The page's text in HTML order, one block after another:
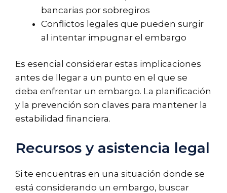
bancarias por sobregiros
Conflictos legales que pueden surgir
al intentar impugnar el embargo
Es esencial considerar estas implicaciones
antes de llegar a un punto en el que se
deba enfrentar un embargo. La planificación
y la prevención son claves para mantener la
estabilidad financiera.
Recursos y asistencia legal
Si te encuentras en una situación donde se
está considerando un embargo, buscar